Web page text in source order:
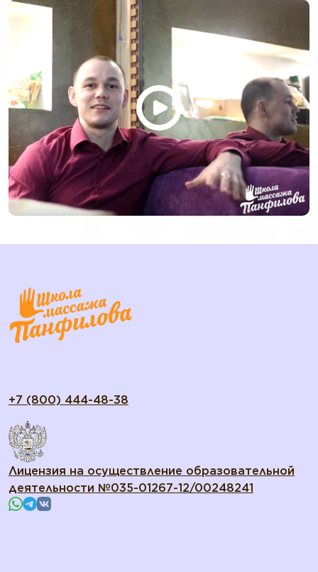
Лицензия на осуществление образовательной
деятельности №035-01267-12/00248241
+7 (800) 444-48-38